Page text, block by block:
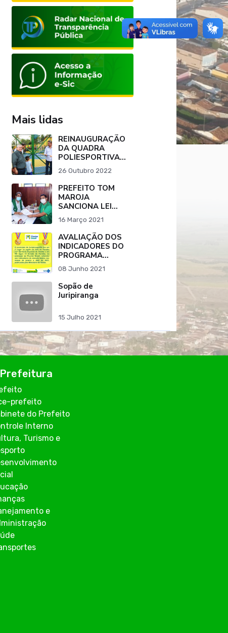
Mais lidas
REINAUGURAÇÃO
DA QUADRA
POLIESPORTIVA
DA ESCOLA
SALVINO JOÃO
PEREIRA
26 Outubro 2022
PREFEITO TOM
MAROJA
SANCIONA LEI
QUE RATIFICA
PROTOCOLO DE
INTENÇÕES PARA
COMPRA DE
VACINA CONTRA
O COVID-19.
16 Março 2021
AVALIAÇÃO DOS
INDICADORES DO
PROGRAMA
PREVINE BRASIL
DO MUNICÍPIO DE
JURIPIRANGA-PB
08 Junho 2021
Sopão de
Juripiranga
15 Julho 2021
prefeito
do Prefeito
Interno
Turismo e
e